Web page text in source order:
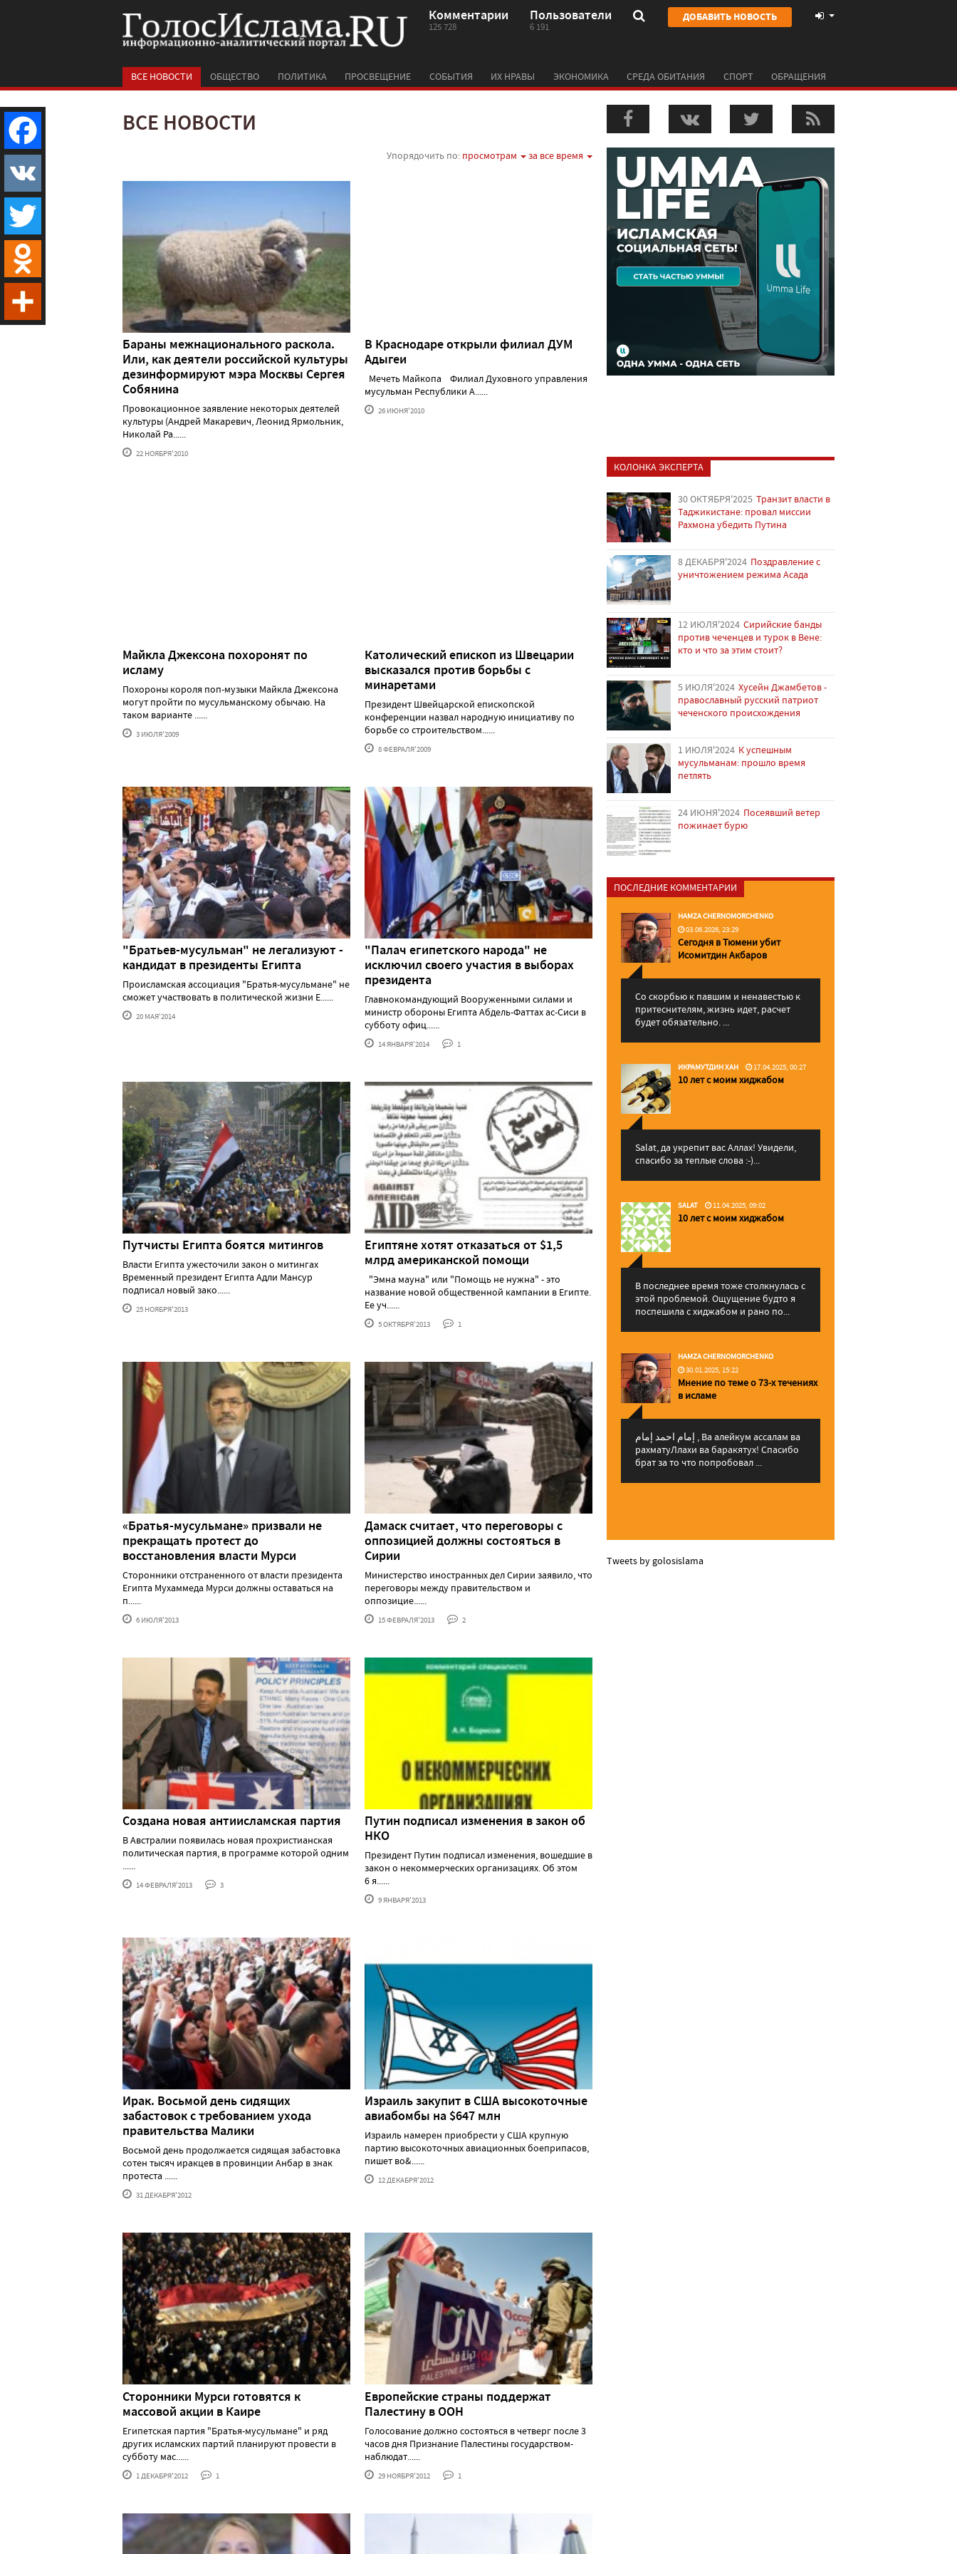
Комментарии
125 728
Пользователи
6 191
ДОБАВИТЬ НОВОСТЬ
ВСЕ НОВОСТИ ОБЩЕСТВО ПОЛИТИКА ПРОСВЕЩЕНИЕ СОБЫТИЯ ИХ НРАВЫ ЭКОНОМИКА СРЕДА ОБИТАНИЯ СПОРТ ОБРАЩЕНИЯ
ВСЕ НОВОСТИ
Упорядочить по: просмотрам за все время
Бараны межнационального раскола.
Или, как деятели российской культуры
дезинформируют мэра Москвы Сергея
Собянина
Провокационное заявление некоторых деятелей
культуры (Андрей Макаревич, Леонид Ярмольник,
Николай Ра......
22 НОЯБРЯ'2010
В Краснодаре открыли филиал ДУМ
Адыгеи
Мечеть Майкопа Филиал Духовного управления
мусульман Республики А......
26 ИЮНЯ'2010
Майкла Джексона похоронят по
исламу
Похороны короля поп-музыки Майкла Джексона
могут пройти по мусульманскому обычаю. На
таком варианте ......
3 ИЮЛЯ'2009
Католический епископ из Швецарии
высказался против борьбы с
минаретами
Президент Швейцарской епископской
конференции назвал народную инициативу по
борьбе со строительством......
8 ФЕВРАЛЯ'2009
"Братьев-мусульман" не легализуют -
кандидат в президенты Египта
Происламская ассоциация "Братья-мусульмане" не
сможет участвовать в политической жизни Е......
20 МАЯ'2014
"Палач египетского народа" не
исключил своего участия в выборах
президента
Главнокомандующий Вооруженными силами и
министр обороны Египта Абдель-Фаттах ас-Сиси в
субботу офиц......
14 ЯНВАРЯ'2014 1
Путчисты Египта боятся митингов
Власти Египта ужесточили закон о митингах
Временный президент Египта Адли Мансур
подписал новый зако......
25 НОЯБРЯ'2013
Египтяне хотят отказаться от $1,5
млрд американской помощи
"Эмна мауна" или "Помощь не нужна" - это
название новой общественной кампании в Египте.
Ее уч......
5 ОКТЯБРЯ'2013 1
«Братья-мусульмане» призвали не
прекращать протест до
восстановления власти Мурси
Сторонники отстраненного от власти президента
Египта Мухаммеда Мурси должны оставаться на
п......
6 ИЮЛЯ'2013
Дамаск считает, что переговоры с
оппозицией должны состояться в
Сирии
Министерство иностранных дел Сирии заявило, что
переговоры между правительством и
оппозицие......
15 ФЕВРАЛЯ'2013 2
Создана новая антиисламская партия
В Австралии появилась новая прохристианская
политическая партия, в программе которой одним
......
14 ФЕВРАЛЯ'2013 3
Путин подписал изменения в закон об
НКО
Президент Путин подписал изменения, вошедшие в
закон о некоммерческих организациях. Об этом
6 я......
9 ЯНВАРЯ'2013
Ирак. Восьмой день сидящих
забастовок с требованием ухода
правительства Малики
Восьмой день продолжается сидящая забастовка
сотен тысяч иракцев в провинции Анбар в знак
протеста ......
31 ДЕКАБРЯ'2012
Израиль закупит в США высокоточные
авиабомбы на $647 млн
Израиль намерен приобрести у США крупную
партию высокоточных авиационных боеприпасов,
пишет во&......
12 ДЕКАБРЯ'2012
Сторонники Мурси готовятся к
массовой акции в Каире
Египетская партия "Братья-мусульмане" и ряд
других исламских партий планируют провести в
субботу мас......
1 ДЕКАБРЯ'2012 1
Европейские страны поддержат
Палестину в ООН
Голосование должно состояться в четверг после 3
часов дня Признание Палестины государством-
наблюдат......
29 НОЯБРЯ'2012 1
КОЛОНКА ЭКСПЕРТА
30 ОКТЯБРЯ'2025 Транзит власти в
Таджикистане: провал миссии
Рахмона убедить Путина
8 ДЕКАБРЯ'2024 Поздравление с
уничтожением режима Асада
12 ИЮЛЯ'2024 Сирийские банды
против чеченцев и турок в Вене:
кто и что за этим стоит?
5 ИЮЛЯ'2024 Хусейн Джамбетов -
православный русский патриот
чеченского происхождения
1 ИЮЛЯ'2024 К успешным
мусульманам: прошло время
петлять
24 ИЮНЯ'2024 Посеявший ветер
пожинает бурю
ПОСЛЕДНИЕ КОММЕНТАРИИ
HAMZA CHERNOMORCHENKO
03.06.2026, 23:29
Сегодня в Тюмени убит
Исомитдин Акбаров
Со скорбью к павшим и ненавестью к
притеснителям, жизнь идет, расчет
будет обязательно. ...
ИКРАМУТДИН ХАН 17.04.2025, 00:27
10 лет с моим хиджабом
Salat, да укрепит вас Аллаx! Увидели,
спасибо за теплые слова :-)...
SALAT 11.04.2025, 09:02
10 лет с моим хиджабом
В последнее время тоже столкнулась с
этой проблемой. Ощущение будто я
поспешила с хиджабом и рано по...
HAMZA CHERNOMORCHENKO
30.01.2025, 15:22
Мнение по теме о 73-х течениях
в исламе
إمام احمد إمام , Ва алейкум ассалам ва
рахматуЛлахи ва баракятух! Спасибо
брат за то что попробовал ...
Tweets by golosislama
Facebook
VK
Twitter
Odnoklassniki